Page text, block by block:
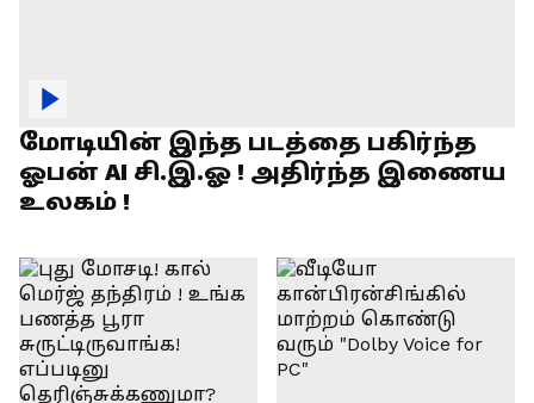
மோடியின் இந்த படத்தை பகிர்ந்த
ஓபன் AI சி.இ.ஓ ! அதிர்ந்த இணைய
உலகம் !